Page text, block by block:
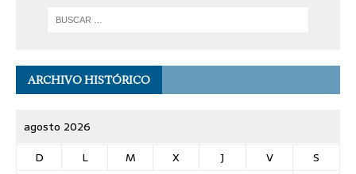
ARCHIVO HISTÓRICO
agosto 2026
D
L M X J V
S